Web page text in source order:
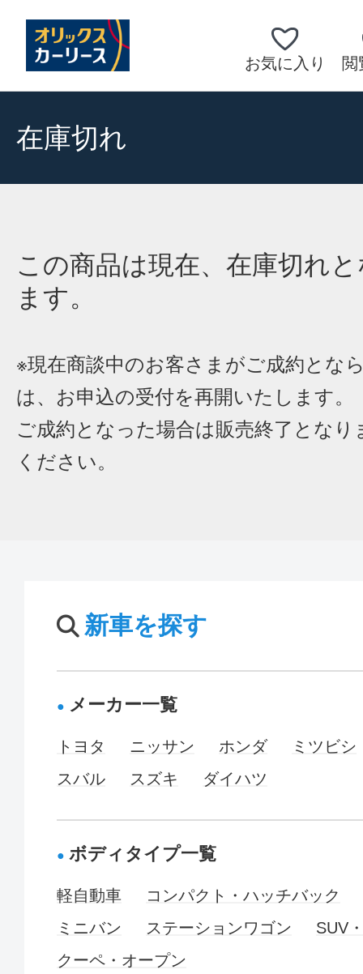
お気に入り 閲
在庫切れ
この商品は現在、在庫切れ
ます。
※現在商談中のお客さまがご成約とな
は、お申込の受付を再開いたします。
ご成約となった場合は販売終了となり
ください。
新車を探す
メーカー一覧
トヨタ ニッサン ホンダ
ミツビシ
スバル
スズキ ダイハツ
ボディタイプ一覧
軽自動車
コンパクト・ハッチバック
ミニバン
ステーションワゴン
SUV
クーペ・オープン